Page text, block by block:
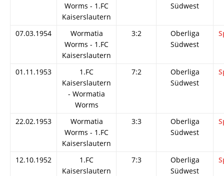
Worms - 1.FC
Kaiserslautern
Südwest
07.03.1954
Wormatia
Worms - 1.FC
Kaiserslautern
3:2
Oberliga
Südwest
01.11.1953
1.FC
Kaiserslautern
- Wormatia
Worms
7:2
Oberliga
Südwest
22.02.1953
Wormatia
Worms - 1.FC
Kaiserslautern
3:3
Oberliga
Südwest
12.10.1952
1.FC
Kaiserslautern
7:3
Oberliga
Südwest